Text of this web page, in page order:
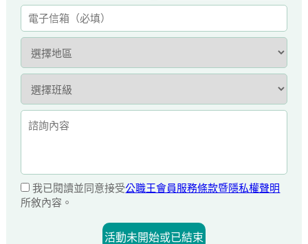
我已閱讀並同意接受公職王會員服務條款暨隱私權聲明
所敘內容。
活動未開始或已結束